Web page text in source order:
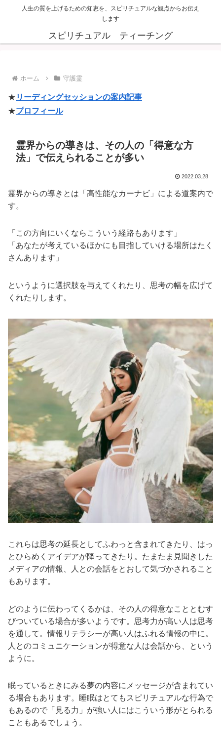
人生の質を上げるための知恵を、スピリチュアルな観点からお伝え
します
スピリチュアル ティーチング
ホーム 守護霊
★ リーディングセッションの案内記事
★プロフィール
霊界からの導きは、その人の「得意な方
法」で伝えられることが多い
2022.03.28
霊界からの導きとは「高性能なカーナビ」による道案内で
す。
「この方向にいくならこういう経路もあります」
「あなたが考えているほかにも目指していける場所はたく
さんあります」
というように選択肢を与えてくれたり、思考の幅を広げて
くれたりします。
これらは思考の延長としてふわっと含まれてきたり、はっ
とひらめくアイデアが降ってきたり。たまたま見聞きした
メディアの情報、人との会話をとおして気づかされること
もあります。
どのように伝わってくるかは、その人の得意なこととむす
びついている場合が多いようです。思考力が高い人は思考
を通して。情報リテラシーが高い人はふれる情報の中に。
人とのコミュニケーションが得意な人は会話から、という
ように。
眠っているときにみる夢の内容にメッセージが含まれてい
る場合もあります。睡眠はとてもスピリチュアルな行為で
もあるので「見る力」が強い人にはこういう形がとられる
こともあるでしょう。